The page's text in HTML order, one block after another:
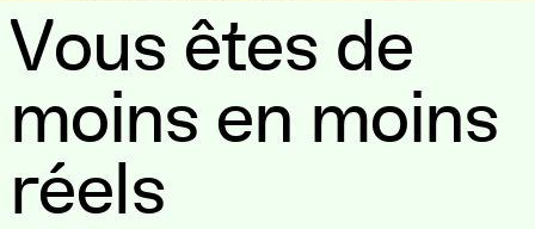
Vous êtes de
moins en moins
réels